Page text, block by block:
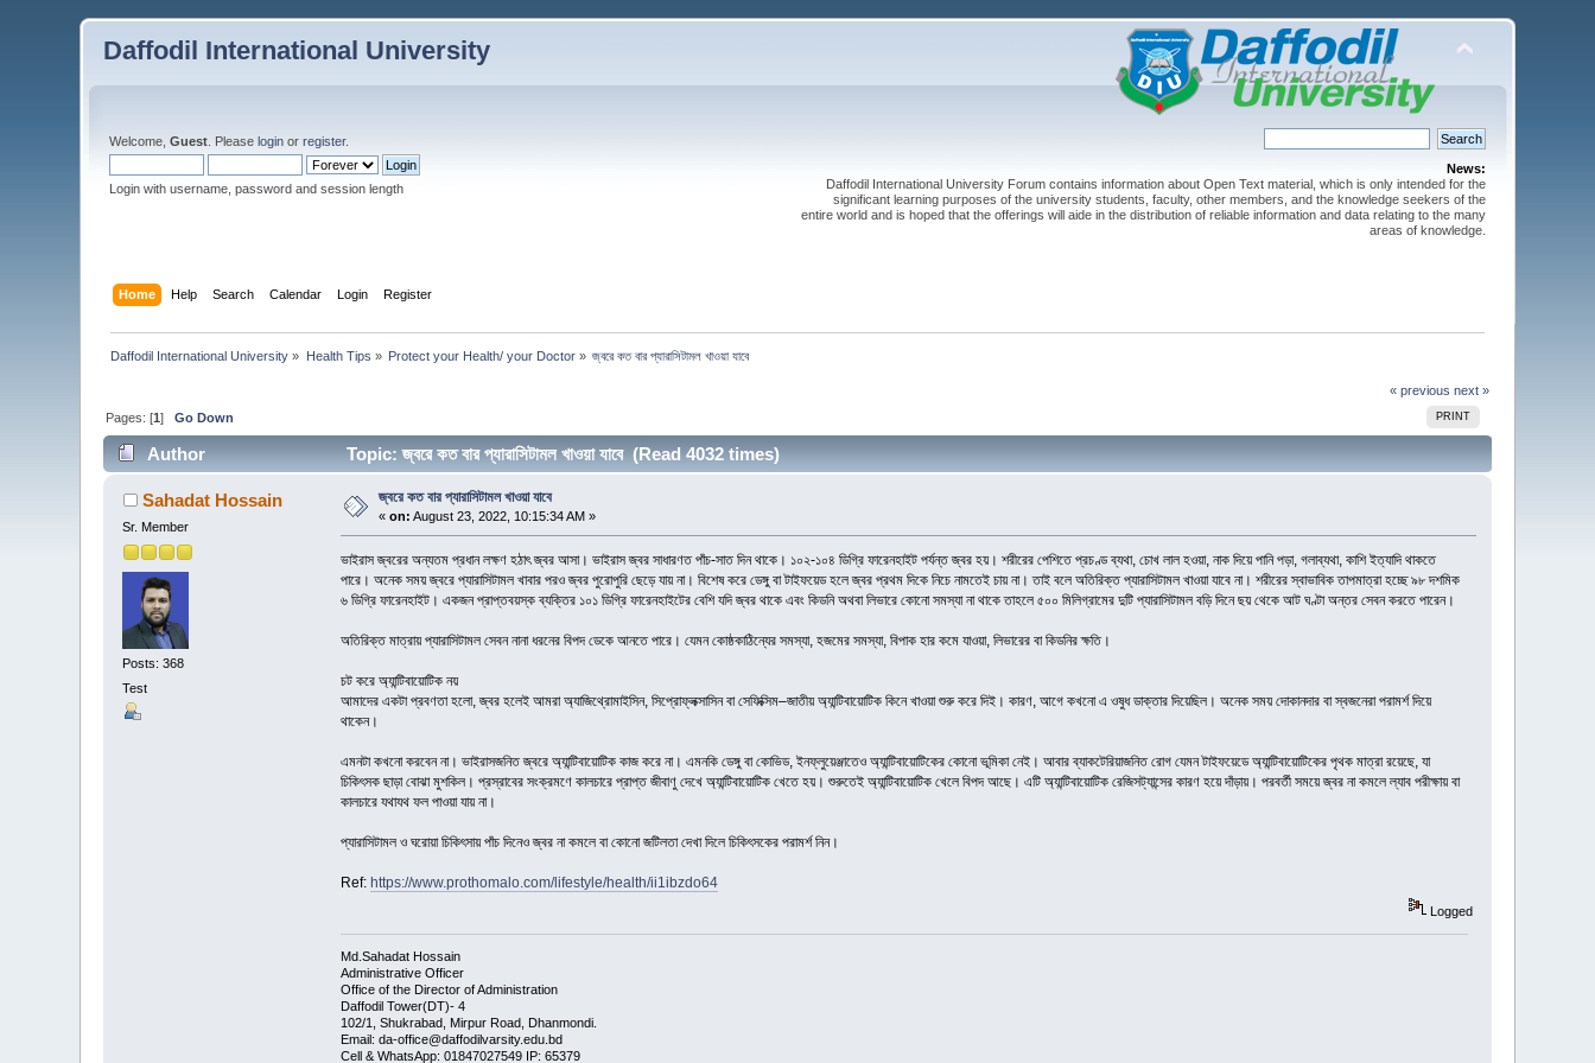
Daffodil International University
Welcome,Guest . Pleaselogin orregister.
Login with username, password and session length
News:
Daffodil International University Forum contains information about Open Text material, which is only intended for the
significant learning purposes of the university students, faculty, other members, and the knowledge seekers of the
entire world and is hoped that the offerings will aide in the distribution of reliable information and data relating to the many
areas of knowledge.
Home Help Search Calendar Login Register
Daffodil International University » Health Tips » Protect your Health/ your Doctor » জ্বরে কত বার প্যারাসিটামল খাওয়া যাবে
« previous next »
PRINT
Pages: [1]Go Down
Author Topic: জ্বরে কত বার প্যারাসিটামল খাওয়া যাবে (Read 4032 times)
Sahadat Hossain
Sr. Member
Posts: 368
Test
জ্বরে কত বার প্যারাসিটামল খাওয়া যাবে
«on: August 23, 2022, 10:15:34 AM »
ভাইরাস জ্বরের অন্যতম প্রধান লক্ষণ হঠাৎ জ্বর আসা। ভাইরাস জ্বর সাধারণত পাঁচ-সাত দিন থাকে। ১০২-১০৪ ডিগ্রি ফারেনহাইট পর্যন্ত জ্বর হয়। শরীরের পেশিতে প্রচণ্ড ব্যথা, চোখ লাল হওয়া, নাক দিয়ে পানি পড়া, গলাব্যথা, কাশি ইত্যাদি থাকতে
পারে। অনেক সময় জ্বরে প্যারাসিটামল খাবার পরও জ্বর পুরোপুরি ছেড়ে যায় না। বিশেষ করে ডেঙ্গু বা টাইফয়েড হলে জ্বর প্রথম দিকে নিচে নামতেই চায় না। তাই বলে অতিরিক্ত প্যারাসিটামল খাওয়া যাবে না। শরীরের স্বাভাবিক তাপমাত্রা হচ্ছে ৯৮ দশমিক
৬ ডিগ্রি ফারেনহাইট। একজন প্রাপ্তবয়স্ক ব্যক্তির ১০১ ডিগ্রি ফারেনহাইটের বেশি যদি জ্বর থাকে এবং কিডনি অথবা লিভারে কোনো সমস্যা না থাকে তাহলে ৫০০ মিলিগ্রামের দুটি প্যারাসিটামল বড়ি দিনে ছয় থেকে আট ঘণ্টা অন্তর সেবন করতে পারেন।
অতিরিক্ত মাত্রায় প্যারাসিটামল সেবন নানা ধরনের বিপদ ডেকে আনতে পারে। যেমন কোষ্ঠকাঠিন্যের সমস্যা, হজমের সমস্যা, বিপাক হার কমে যাওয়া, লিভারের বা কিডনির ক্ষতি।
চট করে অ্যান্টিবায়োটিক নয়
আমাদের একটা প্রবণতা হলো, জ্বর হলেই আমরা অ্যাজিথ্রোমাইসিন, সিপ্রোফ্লক্সাসিন বা সেফিক্সিম–জাতীয় অ্যান্টিবায়োটিক কিনে খাওয়া শুরু করে দিই। কারণ, আগে কখনো এ ওষুধ ডাক্তার দিয়েছিল। অনেক সময় দোকানদার বা স্বজনেরা পরামর্শ দিয়ে
থাকেন।
এমনটা কখনো করবেন না। ভাইরাসজনিত জ্বরে অ্যান্টিবায়োটিক কাজ করে না। এমনকি ডেঙ্গু বা কোভিড, ইনফ্লুয়েঞ্জাতেও অ্যান্টিবায়োটিকের কোনো ভূমিকা নেই। আবার ব্যাকটেরিয়াজনিত রোগ যেমন টাইফয়েডে অ্যান্টিবায়োটিকের পৃথক মাত্রা রয়েছে, যা
চিকিৎসক ছাড়া বোঝা মুশকিল। প্রস্রাবের সংক্রমণে কালচারে প্রাপ্ত জীবাণু দেখে অ্যান্টিবায়োটিক খেতে হয়। শুরুতেই অ্যান্টিবায়োটিক খেলে বিপদ আছে। এটি অ্যান্টিবায়োটিক রেজিসট্যান্সের কারণ হয়ে দাঁড়ায়। পরবর্তী সময়ে জ্বর না কমলে ল্যাব পরীক্ষায় বা
কালচারে যথাযথ ফল পাওয়া যায় না।
প্যারাসিটামল ও ঘরোয়া চিকিৎসায় পাঁচ দিনেও জ্বর না কমলে বা কোনো জটিলতা দেখা দিলে চিকিৎসকের পরামর্শ নিন।
Ref: https://www.prothomalo.com/lifestyle/health/ii1ibzdo64
Logged
Md.Sahadat Hossain
Administrative Officer
Office of the Director of Administration
Daffodil Tower(DT)- 4
102/1, Shukrabad, Mirpur Road, Dhanmondi.
Email: da-office@daffodilvarsity.edu.bd
Cell & WhatsApp: 01847027549 IP: 65379